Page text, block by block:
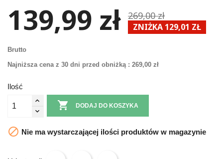
139,99 zł 269,00 zł
ZNIŻKA 129,01 ZŁ
Brutto
Najniższa cena z 30 dni przed obniżką : 269,00 zł
Ilość
 DODAJ DO KOSZYKA
 Nie ma wystarczającej ilości produktów w magazynie